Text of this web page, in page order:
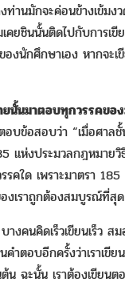
ท่านมักจะค่อนข้างเข้มง
คยชินนั้นติดไปกับการ
กศึกษาเอง หากจะ
นั้นมาตอบทุกวรรคขอ
ตอบข้อสอบว่า “เมื่อ
แห่งประมวลกฎหมา
รรคใด เพราะมาตร
งเราถูกต้องสมบูรณ์ที่สุด
างคนคิดเร็วเขียนเร็ว
บอีกครั้งว่าเราเขีย
ฉะนั้น เราต้องเขีย